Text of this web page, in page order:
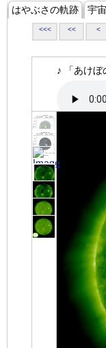
はやぶさの軌跡 宇
<<< << <
♪ 「あけぼ